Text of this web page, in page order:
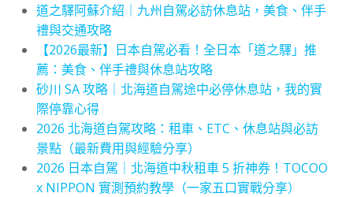
道之驛阿蘇介紹｜九州自駕必訪休息站，美食、伴手
禮與交通攻略
【2026最新】日本自駕必看！全日本「道之驛」推
薦：美食、伴手禮與休息站攻略
砂川 SA 攻略｜北海道自駕途中必停休息站，我的實
際停靠心得
2026 北海道自駕攻略：租車、ETC、休息站與必訪
景點（最新費用與經驗分享）
2026 日本自駕｜北海道中秋租車 5 折神券！TOCOO
x NIPPON 實測預約教學（一家五口實戰分享）